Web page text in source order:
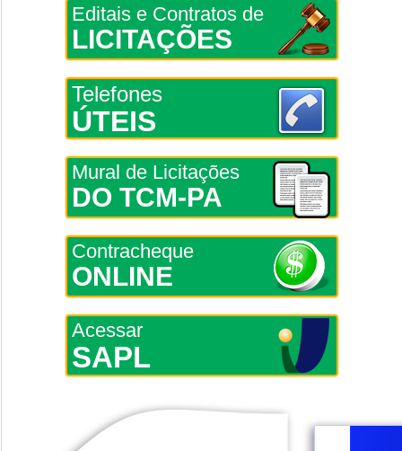
Editais e Contratos de
LICITAÇÕES
Telefones
ÚTEIS
Mural de Licitações
DO TCM-PA
Contracheque
ONLINE
Acessar
SAPL